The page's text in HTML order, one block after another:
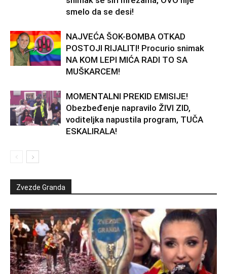
smelo da se desi!
NAJVEĆA ŠOK-BOMBA OTKAD
POSTOJI RIJALITI! Procurio snimak
NA KOM LEPI MIĆA RADI TO SA
MUŠKARCEM!
MOMENTALNI PREKID EMISIJE!
Obezbeđenje napravilo ŽIVI ZID,
voditeljka napustila program, TUČA
ESKALIRALA!
Zvezde Granda